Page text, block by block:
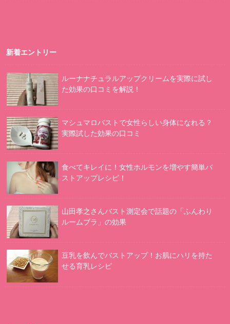
新着エントリー
ルーナナチュラルアップクリームを実際に試し
た効果の口コミを解説！
マシュマロバストで女性らしい身体になれる？
実際試した効果の口コミ
食べてキレイに！女性ホルモンを増やす簡単バ
ストアップレシピ！
山田孝之さんバスト測定会で話題の「ふんわり
ルームブラ」の効果
豆乳を飲んでバストアップ！お肌にハリを持た
せる育乳レシピ